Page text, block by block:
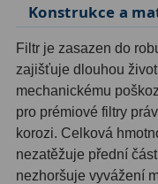
Hβ6
SII2
Planetární2
Barevné66
Barlow čočky 65
Konstrukce a
Filtr je zasazen do
zajišťuje dlouhou
mechanickému
pro prémiové filtry
korozi. Celková
nezatěžuje přední
nezhoršuje vyvážení